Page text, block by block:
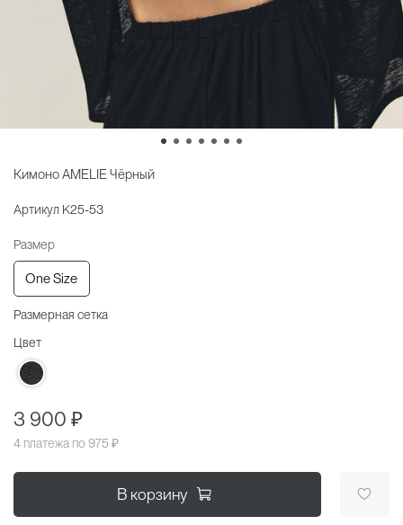
Кимоно AMELIE Чёрный
Размер
One Size
Размерная сетка
Артикул K25-53
Цвет
3 900 ₽
4 платежа по 975 ₽
В корзину